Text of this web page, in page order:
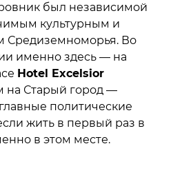
был независимой
культурным и
Средиземноморья. Во
именно здесь — на
Hotel Excelsior
на Старый город —
политические
жить в первый раз в
в этом месте.